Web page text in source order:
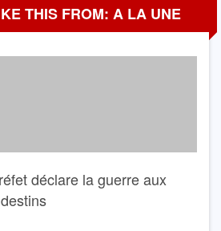
THIS FROM: A LA UNE
déclare la guerre aux